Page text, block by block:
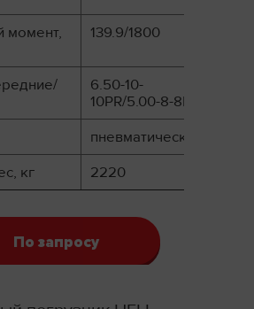
момент,
139.9/1800
6.50-10-
10PR/5.00-8-8PR
пневматические
кг
2220
По запросу